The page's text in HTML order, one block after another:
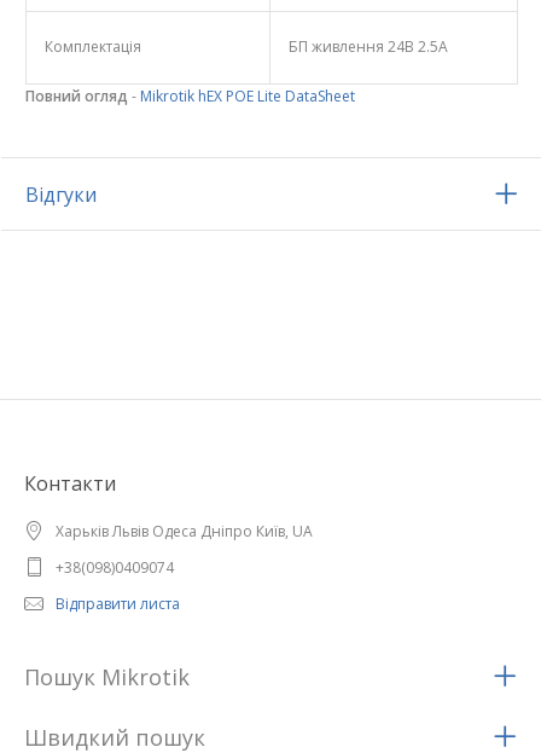
Комплектація БП живлення 24В 2.5А
Повний огляд - Mikrotik hEX POE Lite DataSheet
Відгуки
Контакти
Харьків Львів Одеса Дніпро Київ, UA
+38(098)0409074
Відправити листа
Пошук Mikrotik
Швидкий пошук